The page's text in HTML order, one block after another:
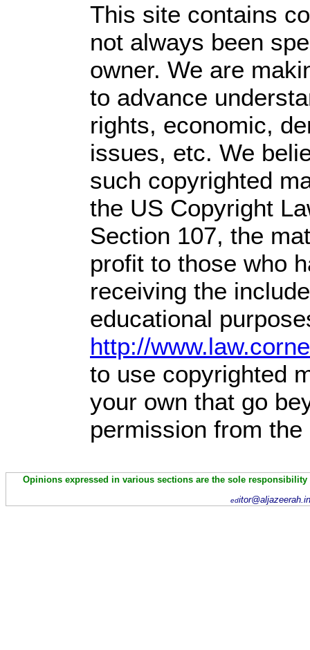
This site contains
not always been
owner. We are
to advance
rights, economic,
issues, etc. We
such copyrighted
the US Copyright
Section 107, the
profit to those who
receiving the
educational
http://
to use copyrighted
your own that go
permission from
Opinions expressed in various sections are the sole
ed